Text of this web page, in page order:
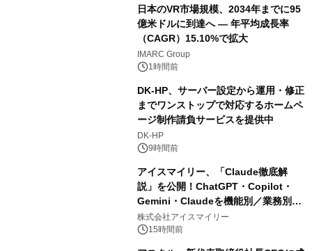
日本のVR市場規模、2034年までに95
億米ドルに到達へ ― 年平均成長率
（CAGR）15.10%で拡大
IMARC Group
1時間前
DK-HP、サーバー設定から運用・修正
までワンストップで対応するホームペ
ージ制作請負サービスを提供中
DK-HP
9時間前
アイスマイリー、「Claude徹底解
説」を公開！ChatGPT・Copilot・
Gemini・Claudeを機能別／業務別に
比較―自社に合う生成AIの選び方がわ
かる実践ガイド
株式会社アイスマイリー
15時間前